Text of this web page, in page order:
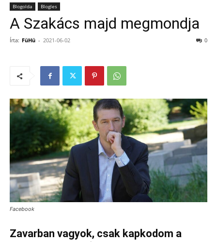
Blogolda Blogles
A Szakács majd megmondja
Írta: FüHü - 2021-06-02 0
Facebook
Zavarban vagyok, csak kapkodom a